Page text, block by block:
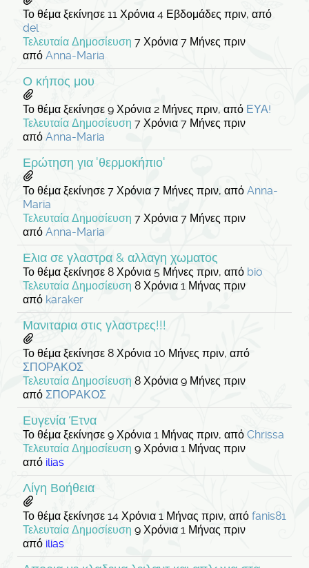
Το θέμα ξεκίνησε 11 Χρόνια 4 Εβδομάδες πριν, από
del
Τελευταία Δημοσίευση 7 Χρόνια 7 Μήνες πριν
από Anna-Maria
Ο κήπος μου
Το θέμα ξεκίνησε 9 Χρόνια 2 Μήνες πριν, από ΕΥΑ!
Τελευταία Δημοσίευση 7 Χρόνια 7 Μήνες πριν
από Anna-Maria
Ερώτηση για 'θερμοκήπιο'
Το θέμα ξεκίνησε 7 Χρόνια 7 Μήνες πριν, από Anna-
Maria
Τελευταία Δημοσίευση 7 Χρόνια 7 Μήνες πριν
από Anna-Maria
Ελια σε γλαστρα & αλλαγη χωματος
Το θέμα ξεκίνησε 8 Χρόνια 5 Μήνες πριν, από bio
Τελευταία Δημοσίευση 8 Χρόνια 1 Μήνας πριν
από karaker
Μανιταρια στις γλαστρες!!!
Το θέμα ξεκίνησε 8 Χρόνια 10 Μήνες πριν, από
ΣΠΟΡΑΚΟΣ
Τελευταία Δημοσίευση 8 Χρόνια 9 Μήνες πριν
από ΣΠΟΡΑΚΟΣ
Ευγενία Έτνα
Το θέμα ξεκίνησε 9 Χρόνια 1 Μήνας πριν, από Chrissa
Τελευταία Δημοσίευση 9 Χρόνια 1 Μήνας πριν
από ilias
Λίγη Βοήθεια
Το θέμα ξεκίνησε 14 Χρόνια 1 Μήνας πριν, από fanis81
Τελευταία Δημοσίευση 9 Χρόνια 1 Μήνας πριν
από ilias